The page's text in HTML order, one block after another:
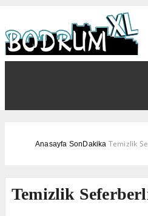
Anasayfa SonDakika Temizlik
Temizlik